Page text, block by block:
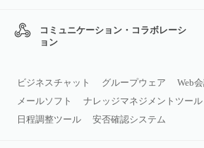
コミュニケーション・コラボレーシ
ョン
ビジネスチャット グループウェア
Web
メールソフト
ナレッジマネジメントツール
日程調整ツール
安否確認システム